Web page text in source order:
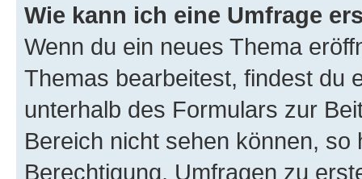
Wie kann ich eine Umfrage
Wenn du ein neues Thema
Themas bearbeitest, findest du
unterhalb des Formulars zur
Bereich nicht sehen können,
Berechtigung, Umfragen zu